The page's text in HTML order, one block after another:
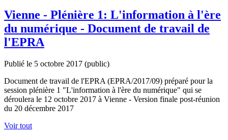
Vienne - Plénière 1: L'information à l'ère
du numérique - Document de travail de
l'EPRA
Publié le 5 octobre 2017 (public)
Document de travail de l'EPRA (EPRA/2017/09) préparé pour la
session plénière 1 "L'information à l'ère du numérique" qui se
déroulera le 12 octobre 2017 à Vienne - Version finale post-réunion
du 20 décembre 2017
Voir tout